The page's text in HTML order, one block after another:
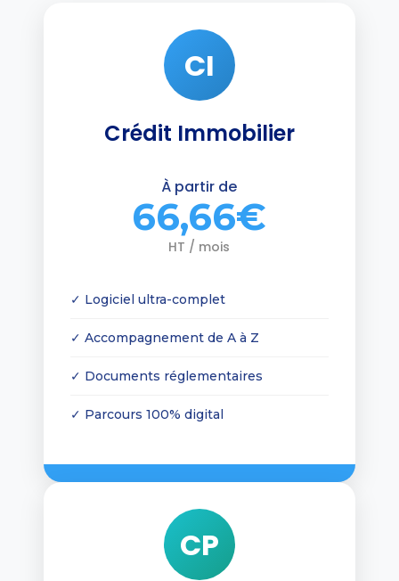
CI
Crédit Immobilier
À partir de
66,66€
HT / mois
✓ Logiciel ultra-complet
✓ Accompagnement de A à Z
✓ Documents réglementaires
✓ Parcours 100% digital
CP